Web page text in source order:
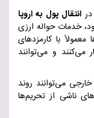
انتقال پول به اروپا
خدمات حواله ارزی
با کارمزدهای
و می‌توانند
می‌توانند روند
ناشی از تحریم‌ها